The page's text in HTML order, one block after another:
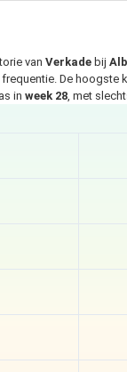
van Verkade bij
De hoogste
in week 28, met